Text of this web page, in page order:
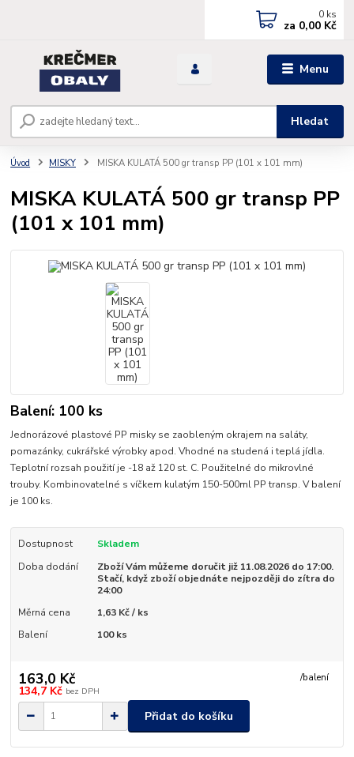
Menu
Hledat
0 ks
za 0,00 Kč
Úvod MISKY MISKA KULATÁ 500 gr transp PP (101 x 101 mm)
MISKA KULATÁ 500 gr transp PP
(101 x 101 mm)
Balení: 100 ks
Jednorázové plastové PP misky se zaobleným okrajem na saláty,
pomazánky, cukrářské výrobky apod. Vhodné na studená i teplá jídla.
Teplotní rozsah použití je -18 až 120 st. C. Použitelné do mikrovlné
trouby. Kombinovatelné s víčkem kulatým 150-500ml PP transp. V balení
je 100 ks.
Dostupnost
Skladem
Doba dodání
Zboží Vám můžeme doručit již 11.08.2026 do 17:00.
Stačí, když zboží objednáte nejpozději do zítra do
24:00
Měrná cena
1,63 Kč / ks
Balení
100 ks
163,0 Kč /balení
134,7 Kč bez DPH
Přidat do košíku